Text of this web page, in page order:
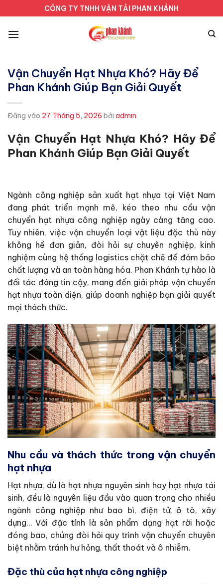
qua
nội
CÔNG TY TNHH VẬN TẢI PHAN KHÁNH
Vận Chuyển Hạt Nhựa Khó? Hãy Để
Phan Khánh Giúp Bạn Giải Quyết
Đăng vào 27 Tháng 5, 2026 bởi admin
Vận Chuyển Hạt Nhựa Khó? Hãy Để
Phan Khánh Giúp Bạn Giải Quyết
Ngành công nghiệp sản xuất hạt nhựa tại Việt Nam
đang phát triển mạnh mẽ, kéo theo nhu cầu vận
chuyển hạt nhựa công nghiệp ngày càng tăng cao.
Tuy nhiên, việc vận chuyển loại vật liệu đặc thù này
không hề đơn giản, đòi hỏi sự chuyên nghiệp, kinh
nghiệm cùng hệ thống logistics chặt chẽ để đảm bảo
chất lượng và an toàn hàng hóa. Phan Khánh tự hào là
đối tác đáng tin cậy, mang đến giải pháp vận chuyển
hạt nhựa toàn diện, giúp doanh nghiệp bạn giải quyết
mọi thách thức.
Nhu cầu và thách thức trong vận chuyển
hạt nhựa
Hạt nhựa, dù là hạt nhựa nguyên sinh hay hạt nhựa tái
sinh, đều là nguyên liệu đầu vào quan trọng cho nhiều
ngành công nghiệp như bao bì, điện tử, ô tô, xây
dựng… Với đặc tính là sản phẩm dạng hạt rời hoặc
đóng bao, chúng đòi hỏi quy trình vận chuyển chuyên
biệt nhằm tránh hư hỏng, thất thoát và ô nhiễm.
Đặc thù của hạt nhựa công nghiệp